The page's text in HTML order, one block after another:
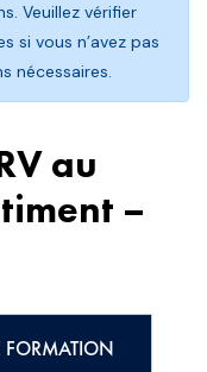
Veuillez vérifier
si vous n’avez pas
nécessaires.
au
–
FORMATION